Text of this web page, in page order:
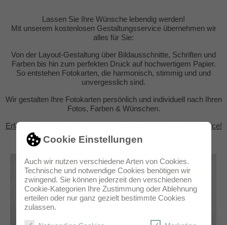
Cookie Einstellungen
Auch wir nutzen verschiedene Arten von Cookies.
Technische und notwendige Cookies benötigen wir
zwingend. Sie können jederzeit den verschiedenen
Cookie-Kategorien Ihre Zustimmung oder Ablehnung
erteilen oder nur ganz gezielt bestimmte Cookies
zulassen.
Lassen Sie Ihre Wünsche lebendig werden!
Mit unserem kostenlosen Gestaltungsservice übernehmen wir
alles für Sie:
Von der Layout-Gestaltung über Bildausschnitte, Schriften und
Farben bis hin zum perfekten Druck auf hochwertigem Papier.
So entstehen Fotokarten, die harmonisch, stimmig und und
unvergesslich sind.
Wir gestalten Ihre Fotokarten persönlich und individuell nach Ihren
Fotos, Farben & Wünschen.
Erfahren Sie mehr über unseren individuellen Gestaltungsservice!